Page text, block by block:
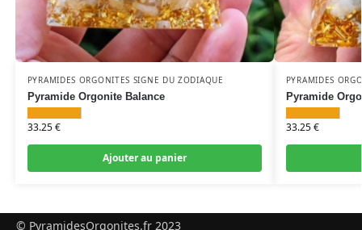
PYRAMIDES ORGONITES SIGNE DU ZODIAQUE
Pyramide Orgonite Balance
33.25€
Ajouter au panier
PYRAMIDES
Pyramide
33.25€
© PyramidesOrgonites.fr 2023